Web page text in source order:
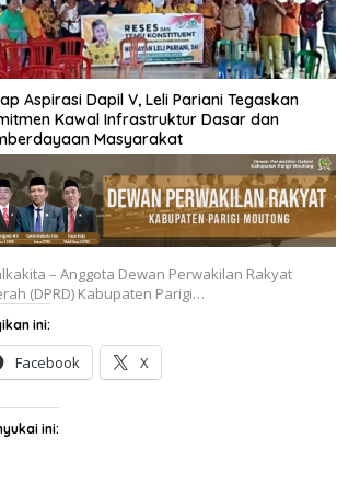
Aspirasi Dapil V, Leli Pariani Tegaskan
Kawal Infrastruktur Dasar dan
Masyarakat
– Anggota Dewan Perwakilan Rakyat
(DPRD) Kabupaten Parigi…
ini:
Facebook X
ini: